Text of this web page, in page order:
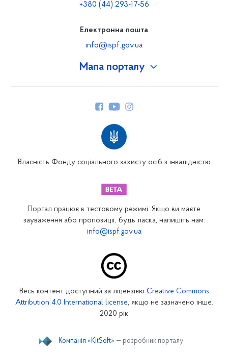
Мапа порталу
Закарпатське відділення
Запорізьке відділення
Кіровоградське відділення
Миколаївське відділення
+380 (44) 293-17-56
Електронна пошта
info@ispf.gov.ua
Власність Фонду соціального захисту осіб з інвалідністю
Портал працює в тестовому режимі. Якщо ви маєте
зауваження або пропозиції, будь ласка, напишіть нам:
info@ispf.gov.ua
Весь контент доступний за ліцензією Creative Commons
Attribution 4.0 International license, якщо не зазначено інше.
2020 рік
Компанія «KitSoft» — розробник порталу